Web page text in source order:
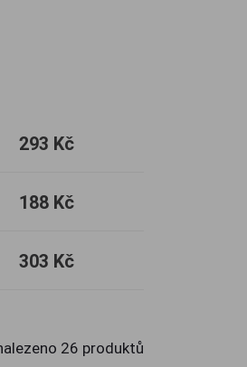
293 Kč
188 Kč
303 Kč
26 produktů